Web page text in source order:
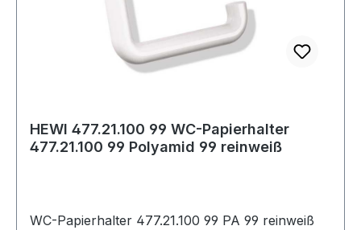
HEWI 477.21.100 99 WC-Papierhalter
477.21.100 99 Polyamid 99 reinweiß
WC-Papierhalter 477.21.100 99 PA 99 reinweiß